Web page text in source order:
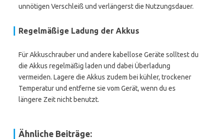
unnötigen Verschleiß und verlängerst die Nutzungsdauer.
Regelmäßige Ladung der Akkus
Für Akkuschrauber und andere kabellose Geräte solltest du
die Akkus regelmäßig laden und dabei Überladung
vermeiden. Lagere die Akkus zudem bei kühler, trockener
Temperatur und entferne sie vom Gerät, wenn du es
längere Zeit nicht benutzt.
Ähnliche Beiträge: